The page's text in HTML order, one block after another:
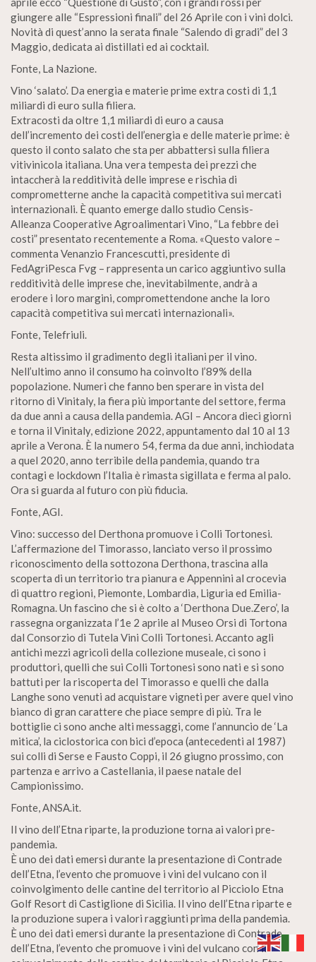
giungere alle “Espressioni finali” del 26 Aprile con i vini dolci.
Novità di quest’anno la serata finale “Salendo di gradi” del 3
Maggio, dedicata ai distillati ed ai cocktail.
Fonte, La Nazione.
Vino ‘salato’. Da energia e materie prime extra costi di 1,1
miliardi di euro sulla filiera.
Extracosti da oltre 1,1 miliardi di euro a causa
dell’incremento dei costi dell’energia e delle materie prime: è
questo il conto salato che sta per abbattersi sulla filiera
vitivinicola italiana. Una vera tempesta dei prezzi che
intaccherà la redditività delle imprese e rischia di
comprometterne anche la capacità competitiva sui mercati
internazionali. È quanto emerge dallo studio Censis-
Alleanza Cooperative Agroalimentari Vino, “La febbre dei
costi” presentato recentemente a Roma. «Questo valore –
commenta Venanzio Francescutti, presidente di
FedAgriPesca Fvg – rappresenta un carico aggiuntivo sulla
redditività delle imprese che, inevitabilmente, andrà a
erodere i loro margini, compromettendone anche la loro
capacità competitiva sui mercati internazionali».
Fonte, Telefriuli.
Resta altissimo il gradimento degli italiani per il vino.
Nell’ultimo anno il consumo ha coinvolto l’89% della
popolazione. Numeri che fanno ben sperare in vista del
ritorno di Vinitaly, la fiera più importante del settore, ferma
da due anni a causa della pandemia. AGI – Ancora dieci giorni
e torna il Vinitaly, edizione 2022, appuntamento dal 10 al 13
aprile a Verona. È la numero 54, ferma da due anni, inchiodata
a quel 2020, anno terribile della pandemia, quando tra
contagi e lockdown l’Italia è rimasta sigillata e ferma al palo.
Ora si guarda al futuro con più fiducia.
Fonte, AGI.
Vino: successo del Derthona promuove i Colli Tortonesi.
L’affermazione del Timorasso, lanciato verso il prossimo
riconoscimento della sottozona Derthona, trascina alla
scoperta di un territorio tra pianura e Appennini al crocevia
di quattro regioni, Piemonte, Lombardia, Liguria ed Emilia-
Romagna. Un fascino che si è colto a ‘Derthona Due.Zero’, la
rassegna organizzata l’1e 2 aprile al Museo Orsi di Tortona
dal Consorzio di Tutela Vini Colli Tortonesi. Accanto agli
antichi mezzi agricoli della collezione museale, ci sono i
produttori, quelli che sui Colli Tortonesi sono nati e si sono
battuti per la riscoperta del Timorasso e quelli che dalla
Langhe sono venuti ad acquistare vigneti per avere quel vino
bianco di gran carattere che piace sempre di più. Tra le
bottiglie ci sono anche alti messaggi, come l’annuncio de ‘La
mitica’, la ciclostorica con bici d’epoca (antecedenti al 1987)
sui colli di Serse e Fausto Coppi, il 26 giugno prossimo, con
partenza e arrivo a Castellania, il paese natale del
Campionissimo.
Fonte, ANSA.it.
Il vino dell’Etna riparte, la produzione torna ai valori pre-
pandemia.
È uno dei dati emersi durante la presentazione di Contrade
dell’Etna, l’evento che promuove i vini del vulcano con il
coinvolgimento delle cantine del territorio al Picciolo Etna
Golf Resort di Castiglione di Sicilia. Il vino dell’Etna riparte e
la produzione supera i valori raggiunti prima della pandemia.
È uno dei dati emersi durante la presentazione di Contrade
dell’Etna, l’evento che promuove i vini del vulcano con il